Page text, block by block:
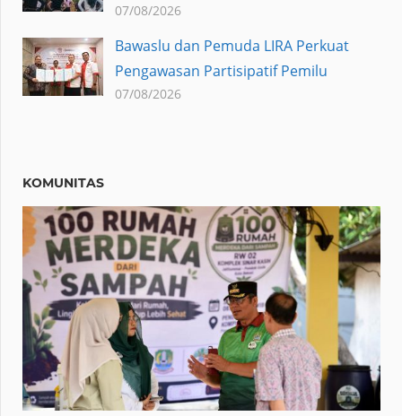
07/08/2026
Bawaslu dan Pemuda LIRA Perkuat
Pengawasan Partisipatif Pemilu
07/08/2026
KOMUNITAS